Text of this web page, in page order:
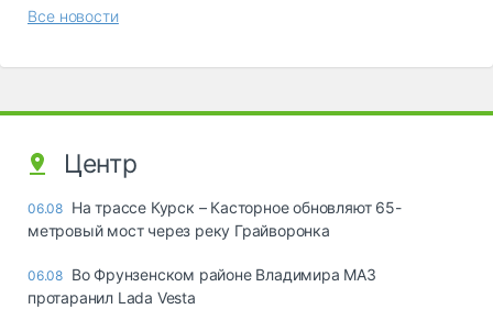
Все новости
Центр
06.08 На трассе Курск – Касторное обновляют 65-
метровый мост через реку Грайворонка
06.08 Во Фрунзенском районе Владимира МАЗ
протаранил Lada Vesta